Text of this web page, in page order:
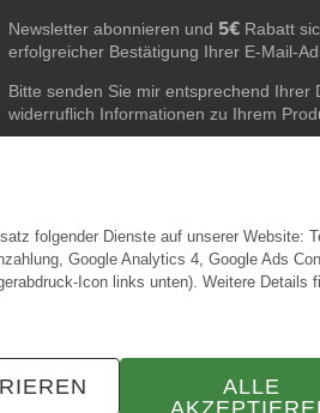
Newsletter abonnieren und 5€ Rabatt
erfolgreicher Bestätigung Ihrer E-Mail-
Bitte senden Sie mir entsprechend Ihrer
widerruflich Informationen zu Ihrem
folgender Dienste auf unserer Website:
Google Analytics 4, Google Ads
Icon links unten). Weitere Details
ALLE